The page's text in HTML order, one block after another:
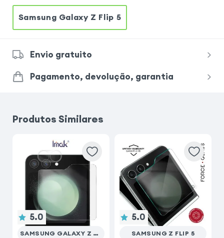
Samsung Galaxy Z Flip 5
Envio gratuito
Pagamento, devolução, garantia
Produtos Similares
5.0
SAMSUNG GALAXY Z FLIP 5
5.0
SAMSUNG Z FLIP 5